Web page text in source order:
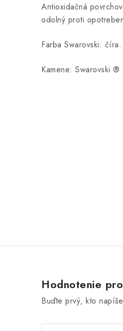
Antioxidačná
odolný proti
Farba Swarovski: číra.
Kamene: Swarovski ®
Hodnotenie
Buďte prvý, kto